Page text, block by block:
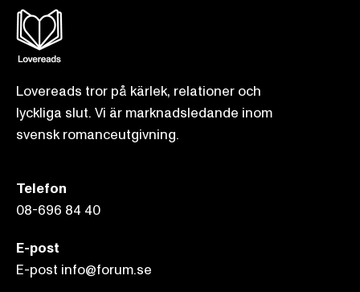
Lovereads tror på kärlek, relationer och
lyckliga slut. Vi är marknadsledande inom
svensk romanceutgivning.
Telefon
08-696 84 40
E-post
E-post info@forum.se